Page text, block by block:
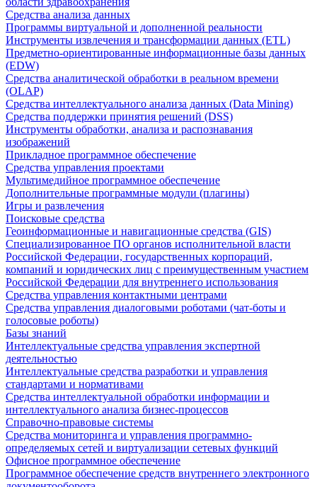
Средства анализа данных
Программы виртуальной и дополненной реальности
Инструменты извлечения и трансформации данных (ETL)
Предметно-ориентированные информационные базы данных
(EDW)
Средства аналитической обработки в реальном времени
(OLAP)
Средства интеллектуального анализа данных (Data Mining)
Средства поддержки принятия решений (DSS)
Инструменты обработки, анализа и распознавания
изображений
Прикладное программное обеспечение
Средства управления проектами
Мультимедийное программное обеспечение
Дополнительные программные модули (плагины)
Игры и развлечения
Поисковые средства
Геоинформационные и навигационные средства (GIS)
Специализированное ПО органов исполнительной власти
Российской Федерации, государственных корпораций,
компаний и юридических лиц с преимущественным участием
Российской Федерации для внутреннего использования
Средства управления контактными центрами
Средства управления диалоговыми роботами (чат-боты и
голосовые роботы)
Базы знаний
Интеллектуальные средства управления экспертной
деятельностью
Интеллектуальные средства разработки и управления
стандартами и нормативами
Средства интеллектуальной обработки информации и
интеллектуального анализа бизнес-процессов
Справочно-правовые системы
Средства мониторинга и управления программно-
определяемых сетей и виртуализации сетевых функций
Офисное программное обеспечение
Программное обеспечение средств внутреннего электронного